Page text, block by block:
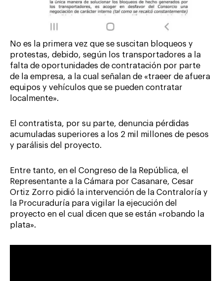
No es la primera vez que se suscitan bloqueos y
protestas, debido, según los transportadores a la
falta de oportunidades de contratación por parte
de la empresa, a la cual señalan de «traeer de afuera
equipos y vehículos que se pueden contratar
localmente».
El contratista, por su parte, denuncia pérdidas
acumuladas superiores a los 2 mil millones de pesos
y parálisis del proyecto.
Entre tanto, en el Congreso de la República, el
Representante a la Cámara por Casanare, Cesar
Ortiz Zorro pidió la intervención de la Contraloría y
la Procuraduría para vigilar la ejecución del
proyecto en el cual dicen que se están «robando la
plata».